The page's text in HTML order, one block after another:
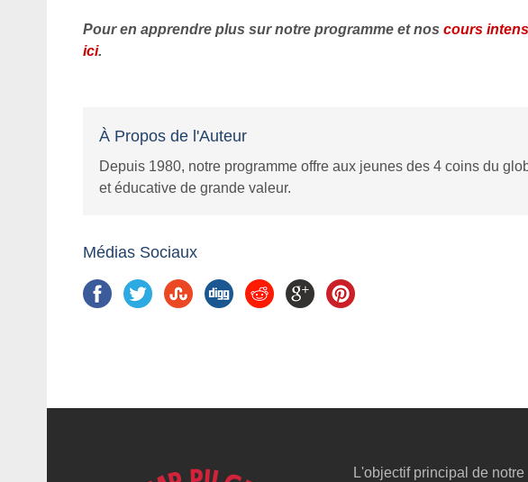
Pour en apprendre plus sur notre programme et nos cours
ici.
À Propos de l'Auteur
Depuis 1980, notre programme offre aux jeunes des 4 coins du
et éducative de grande valeur.
Médias Sociaux
L'objectif principal de notre